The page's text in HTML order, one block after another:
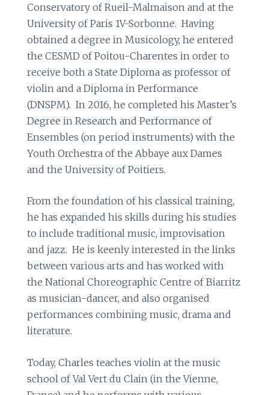
Conservatory of Rueil-Malmaison and at the
University of Paris 1V-Sorbonne. Having
obtained a degree in Musicology, he entered
the CESMD of Poitou-Charentes in order to
receive both a State Diploma as professor of
violin and a Diploma in Performance
(DNSPM). In 2016, he completed his Master’s
Degree in Research and Performance of
Ensembles (on period instruments) with the
Youth Orchestra of the Abbaye aux Dames
and the University of Poitiers.
From the foundation of his classical training,
he has expanded his skills during his studies
to include traditional music, improvisation
and jazz. He is keenly interested in the links
between various arts and has worked with
the National Choreographic Centre of Biarritz
as musician-dancer, and also organised
performances combining music, drama and
literature.
Today, Charles teaches violin at the music
school of Val Vert du Clain (in the Vienne,